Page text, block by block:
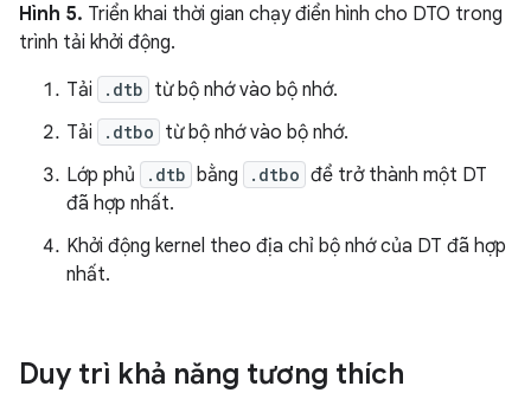
Hình 5. Triển khai thời gian chạy điển hình cho DTO trong
trình tải khởi động.
Tải
.dtb từ bộ nhớ vào bộ nhớ.
Tải
.dtbo từ bộ nhớ vào bộ nhớ.
Lớp phủ
.dtb bằng .dtbo để trở thành một DT
đã hợp nhất.
Khởi động kernel theo địa chỉ bộ nhớ của DT đã hợp
nhất.
Duy trì khả năng tương thích